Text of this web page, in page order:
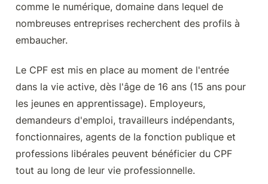
comme le numérique, domaine dans lequel de
nombreuses entreprises recherchent des profils à
embaucher.
Le CPF est mis en place au moment de l'entrée
dans la vie active, dès l'âge de 16 ans (15 ans pour
les jeunes en apprentissage). Employeurs,
demandeurs d'emploi, travailleurs indépendants,
fonctionnaires, agents de la fonction publique et
professions libérales peuvent bénéficier du CPF
tout au long de leur vie professionnelle.